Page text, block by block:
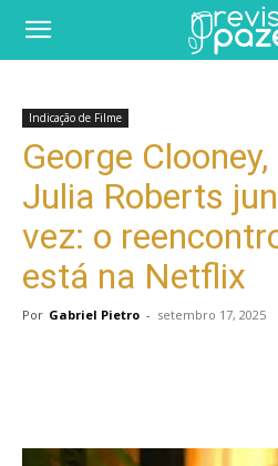
Indicação de Filme
George
Julia Roberts
vez: o
está na Netflix
Por Gabriel Pietro - setembro 17, 2025